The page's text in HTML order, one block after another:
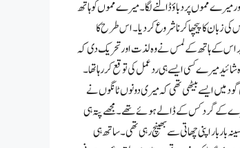
میرے مموں پر دباؤ ڈالنے لگا۔ میرے مموں کو ہاتھ
زبان کا پیچھا کرنا شروع کر دیا۔ اس طرح کا
اس کے ہاتھ کے لمس نے وہ لذت اور تحریک دی کہ
میرے کسی ایسے ہی ردعمل کی توقع کر رہا تھا۔
میں ایسے بیٹھی تھی کہ میری دونوں ٹانگوں نے
کے گرد کس کے ڈالے ہوئے تھے۔مجھے پتہ ہی
بار اپنی چھاتی سے بھینچ رہی تھی۔ ساتھ ہی